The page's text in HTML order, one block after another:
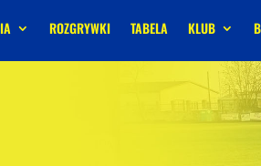
ROZGRYWKI TABELA KLUB